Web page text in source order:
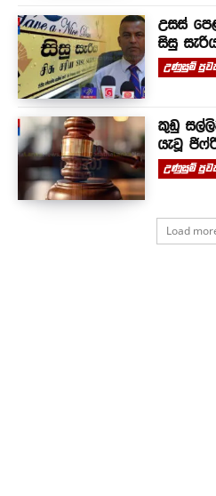
උසස්
සිසු
උණුසුම්
කුඩු
යැවූ
උණුසුම්
Load